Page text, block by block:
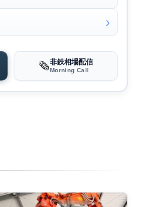
🗞️非鉄相場配信
Morning Call